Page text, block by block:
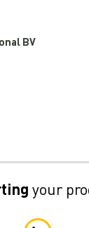
BV
your